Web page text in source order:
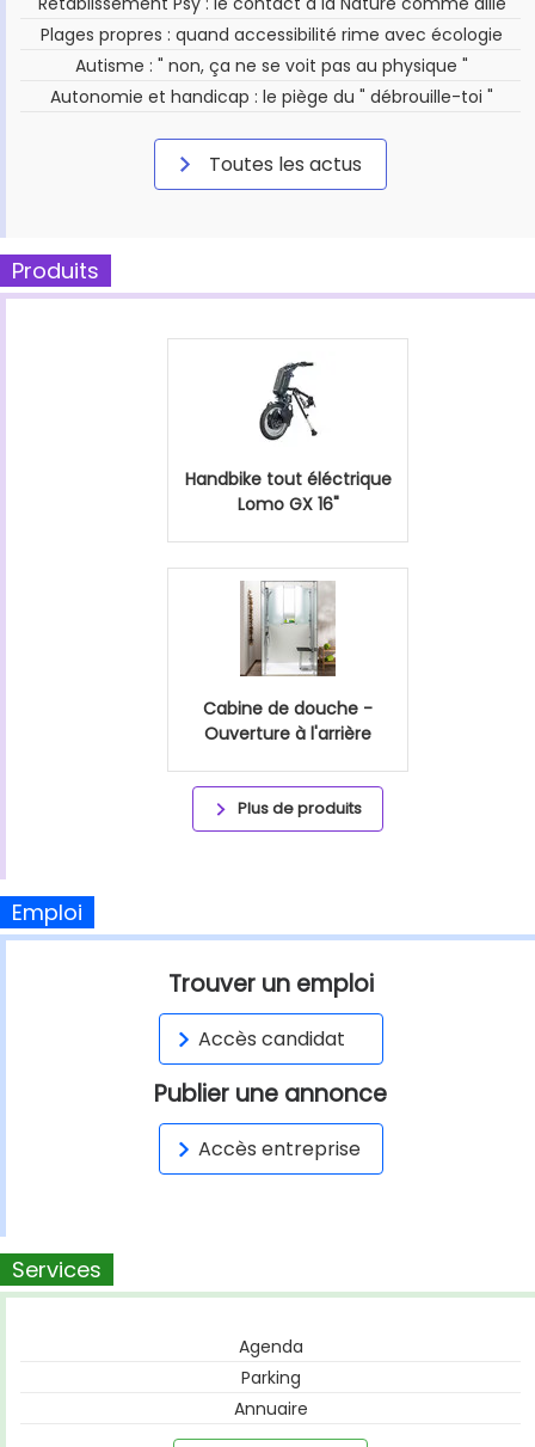
Plages propres : quand accessibilité rime avec écologie
Autisme : " non, ça ne se voit pas au physique "
Autonomie et handicap : le piège du " débrouille-toi "
Toutes les actus
Produits
Handbike tout éléctrique
Lomo GX 16"
Cabine de douche -
Ouverture à l'arrière
Plus de produits
Emploi
Trouver un emploi
Accès candidat
Publier une annonce
Accès entreprise
Services
Agenda
Parking
Annuaire